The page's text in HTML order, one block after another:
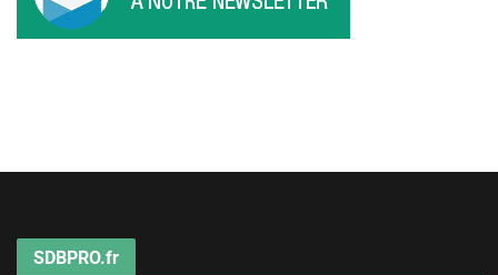
SDBPRO.fr